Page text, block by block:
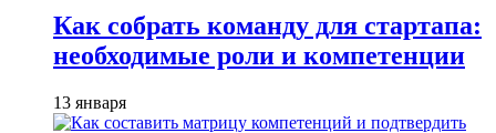
Как собрать команду для стартапа:
необходимые роли и компетенции
13 января